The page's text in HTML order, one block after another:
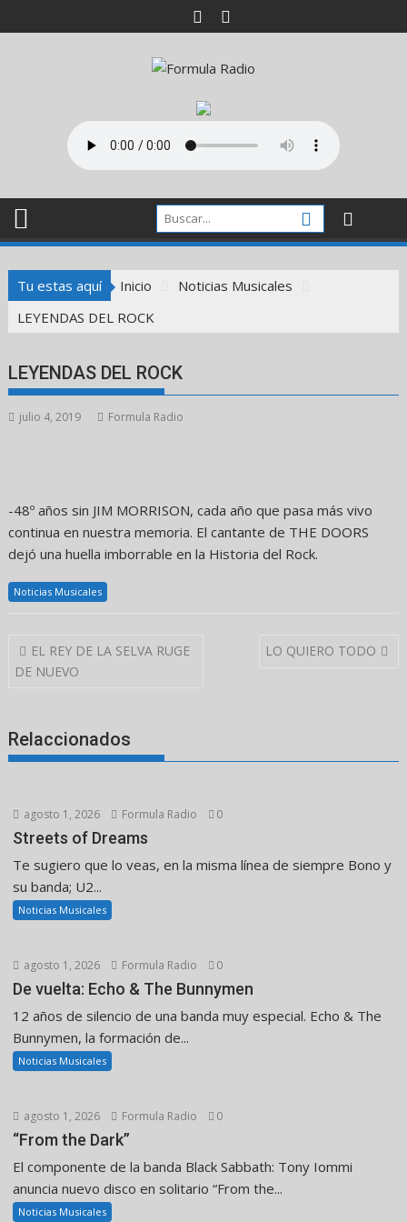
al
Tu estas aquí Inicio
Noticias Musicales
LEYENDAS DEL ROCK
LEYENDAS DEL ROCK
julio 4, 2019 Formula Radio
-48º años sin JIM MORRISON, cada año que pasa más vivo
continua en nuestra memoria. El cantante de THE DOORS
dejó una huella imborrable en la Historia del Rock.
Noticias Musicales
Navegación
de
EL REY DE LA SELVA RUGE
DE NUEVO
LO QUIERO TODO
Relaccionados
agosto 1, 2026 Formula Radio 0
Streets of Dreams
Te sugiero que lo veas, en la misma línea de siempre Bono y
su banda; U2...
Noticias Musicales
agosto 1, 2026 Formula Radio 0
De vuelta: Echo & The Bunnymen
12 años de silencio de una banda muy especial. Echo & The
Bunnymen, la formación de...
Noticias Musicales
agosto 1, 2026 Formula Radio 0
“From the Dark”
El componente de la banda Black Sabbath: Tony Iommi
anuncia nuevo disco en solitario “From the...
Noticias Musicales